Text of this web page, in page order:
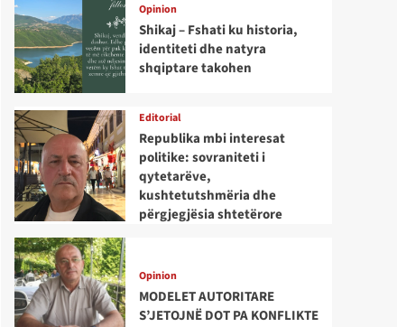
Opinion
Shikaj – Fshati ku historia,
identiteti dhe natyra
shqiptare takohen
Editorial
Republika mbi interesat
politike: sovraniteti i
qytetarëve,
kushtetutshmëria dhe
përgjegjësia shtetërore
Opinion
MODELET AUTORITARE
S’JETOJNË DOT PA KONFLIKTE